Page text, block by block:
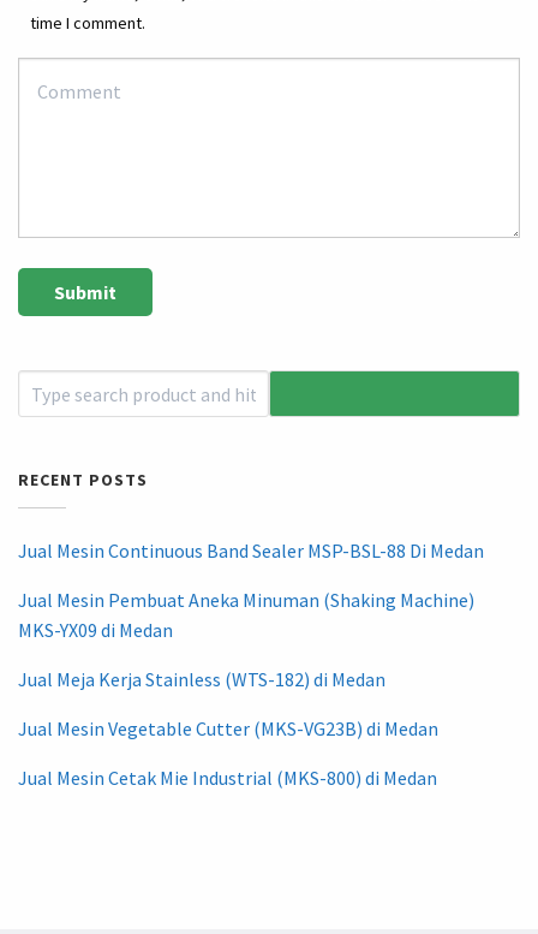
time I comment.
RECENT POSTS
Jual Mesin Continuous Band Sealer MSP-BSL-88 Di Medan
Jual Mesin Pembuat Aneka Minuman (Shaking Machine)
MKS-YX09 di Medan
Jual Meja Kerja Stainless (WTS-182) di Medan
Jual Mesin Vegetable Cutter (MKS-VG23B) di Medan
Jual Mesin Cetak Mie Industrial (MKS-800) di Medan